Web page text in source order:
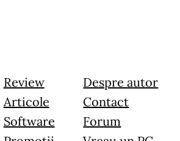
Review
Articole
Software
Despre autor
Contact
Forum